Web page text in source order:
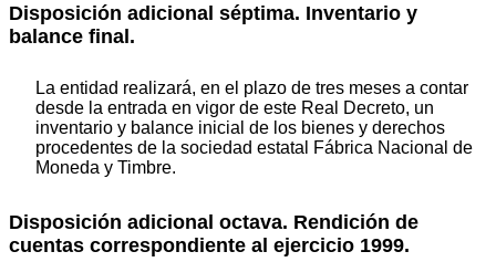
Disposición adicional séptima. Inventario y
balance final.
La entidad realizará, en el plazo de tres meses a contar
desde la entrada en vigor de este Real Decreto, un
inventario y balance inicial de los bienes y derechos
procedentes de la sociedad estatal Fábrica Nacional de
Moneda y Timbre.
Disposición adicional octava. Rendición de
cuentas correspondiente al ejercicio 1999.